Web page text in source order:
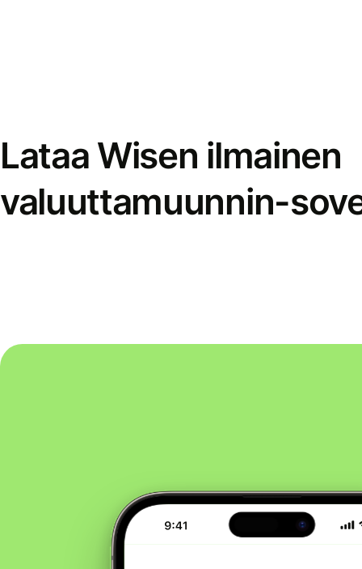
Lataa Wisen ilmainen
valuuttamuunnin-